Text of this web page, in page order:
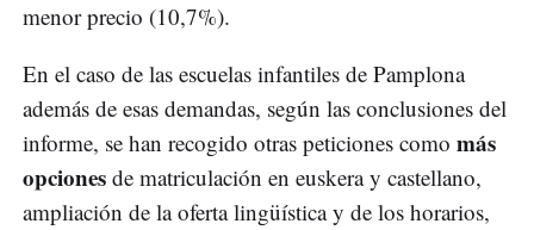
menor precio (10,7%).
En el caso de las escuelas infantiles de Pamplona
además de esas demandas, según las conclusiones del
informe, se han recogido otras peticiones como más
opciones de matriculación en euskera y castellano,
ampliación de la oferta lingüística y de los horarios,